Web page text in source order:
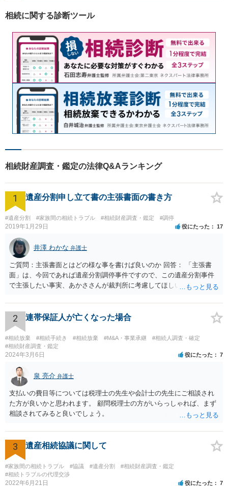
相続に関する診断ツール
相続財産調査・鑑定の法律Q&Aランキング
1 遺産分割申し立て書の主張書面の書き方
#遺産分割 #家族間の相続トラブル #相続財産調査・鑑定 #調停
2019年1月29日 役にたった 17
井澤 わかな 弁護士
ご質問：主張書面とはどの様な事を書けば良いのか 回答： 「主張書
面」は、今回であれば遺産分割調停事件ですので、この遺産分割事件
で主張したい事実、あかささんが裁判所に考慮してほしいと思う、亡
ります。 もし、主張したい事実や考慮してほしい事情に関連して
資料を持っているようであれば、主張書面とは別で提出できます。も
し、お姉さんに見られたくないような資料がある場合、「非開示の希
望に関する申出書」と共に提出することも考えられます。 ご質問：書
いた方が良い事と書かない方が良い事 回答： お姉さんが申立書の「申
立ての趣旨」のところに書いている遺産の分け方に対して意見があれ
ば、まずそれを書くとよいです。 次に「申立ての理由」のところに、
なぜ調停を申し立てたのか(例えば、あかささんと話合いが出来ない／
決裂した、など)や亡くなった方・あかささん・お姉さん間の事情やい
きさつなどが書かれていると思うので、あかささんから見てそれは違
うと感じるところは、どのように違うのか、など書くとよいです。 そ
の他、お姉さんの申立書には書かれていないけど、どのように遺産を
った等)、それも書くとよいです。 書かない方が良いと思うことは、遺
産分割に関係ない(と思われる)いきさつを沢山盛り込むことだと考えま
す(あくまで遺産分割に関係することに留める方が、裁判所や調停委員
の方に事情を理解してもらいやすいと思います)。
2 連帯保証人が亡くなった場合
#相続放棄 #相続手続き #相続放棄 #M&A・事業承継
#相続人調査・確定
#相続財産調査・鑑定
2024年3月6日 役にたった 7
泉 亮介 弁護士
支払いの費目等については税理士の先生や会計士の先生にご相談され
た方が良いかと思われます。 顧問税理士の方がいらっしゃれば、まず
相談されてみると良いでしょう。
3 遺産相続協議に関して
#家族間の相続トラブル #協議 #遺産分割
#相続財産調査・鑑定
#相続トラブルの代理交渉
2022年6月21日 役にたった 7